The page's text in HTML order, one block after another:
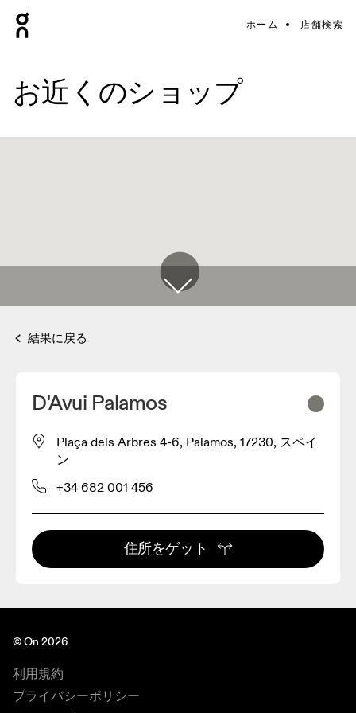
ホーム 店舗検索
お近くのショップ
結果に戻る
D'Avui Palamos
Plaça dels Arbres 4-6, Palamos, 17230, スペイ
ン
+34 682 001 456
住所をゲット
© On 2026
利用規約
プライバシーポリシー